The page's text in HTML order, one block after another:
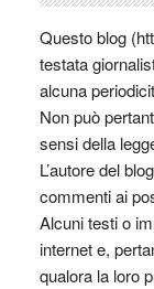
Questo blog
testata
alcuna
Non può
sensi della
L’autore del
commenti ai
Alcuni testi o
internet e,
qualora la loro